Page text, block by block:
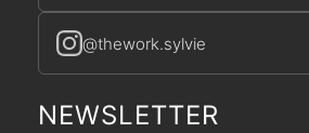
@thework.sylvie
NEWSLETTER